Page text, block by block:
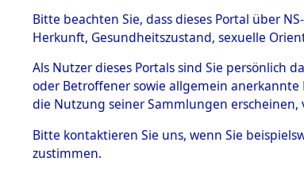
BESTÄNDE
Inhaftierungsdoku
mente
5. Verschiedenes
Todesmärsche
5.3.1 Alliierte
KZ
in die
Bitte beachten Sie, dass dieses Portal über
Herkunft, Gesundheitszustand, sexuelle
Als Nutzer dieses Portals sind Sie persönlich
oder Betroffener sowie allgemein
die Nutzung seiner Sammlungen
Bitte kontaktieren Sie uns, wenn Sie
zustimmen.